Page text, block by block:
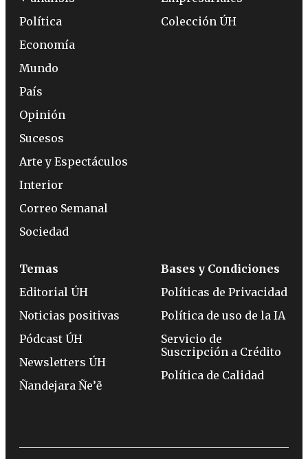
Política
Economía
Mundo
País
Opinión
Sucesos
Arte y Espectáculos
Interior
Correo Semanal
Sociedad
Colección ÚH
Temas
Editorial ÚH
Noticias positivas
Pódcast ÚH
Newsletters ÚH
Ñandejara Ñe’ẽ
Bases y Condiciones
Políticas de Privacidad
Política de uso de la IA
Servicio de
Suscripción a Crédito
Política de Calidad